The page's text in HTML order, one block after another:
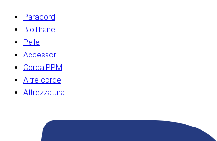
Paracord
BioThane
Pelle
Accessori
Corda PPM
Altre corde
Attrezzatura